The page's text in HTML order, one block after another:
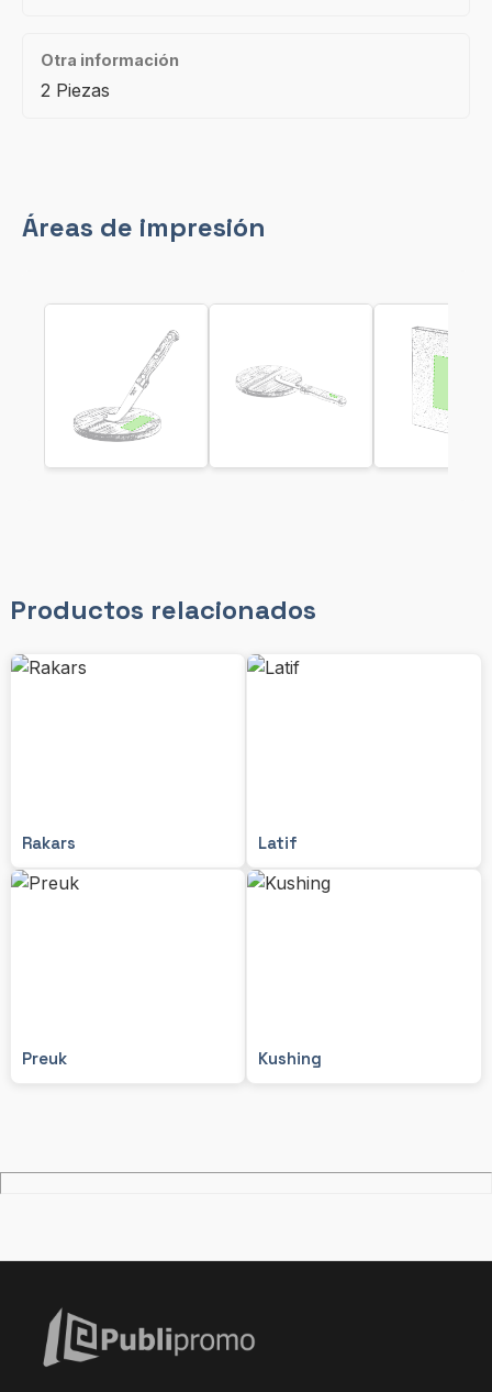
Otra información
2 Piezas
Áreas de impresión
Productos relacionados
Rakars Latif
Preuk Kushing